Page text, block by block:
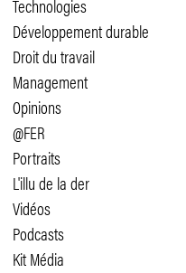
Technologies
Développement durable
Droit du travail
Management
Opinions
@FER
Portraits
L'illu de la der
Vidéos
Podcasts
Kit Média